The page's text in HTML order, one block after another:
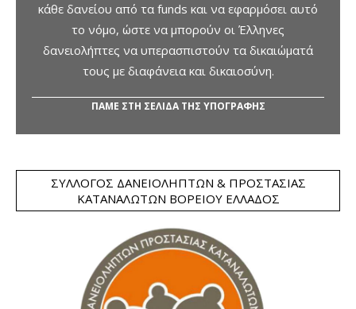
κάθε δανείου από τα funds και να εφαρμόσει αυτό
το νόμο, ώστε να μπορούν οι Έλληνες
δανειολήπτες να υπερασπιστούν τα δικαιώματά
τους με διαφάνεια και δικαιοσύνη.
ΠΑΜΕ ΣΤΗ ΣΕΛΙΔΑ ΤΗΣ ΥΠΟΓΡΑΦΗΣ
ΣΎΛΛΟΓΟΣ ΔΑΝΕΙΟΛΗΠΤΏΝ & ΠΡΟΣΤΑΣΊΑΣ
ΚΑΤΑΝΑΛΩΤΏΝ ΒΟΡΕΊΟΥ ΕΛΛΆΔΟΣ